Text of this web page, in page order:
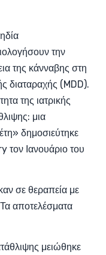
την
της κάνναβης στη
διαταραχής (MDD).
της ιατρικής
μια
δημοσιεύτηκε
Ιανουάριο του
σε θεραπεία με
αποτελέσματα
μειώθηκε